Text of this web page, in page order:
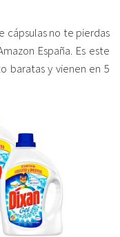
cápsulas no te pierdas
España. Es este
baratas y vienen en 5